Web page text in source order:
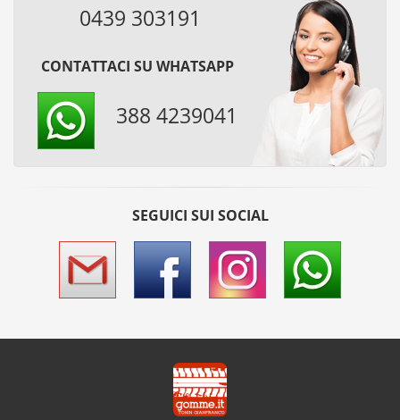
0439 303191
CONTATTACI SU WHATSAPP
388 4239041
SEGUICI SUI SOCIAL